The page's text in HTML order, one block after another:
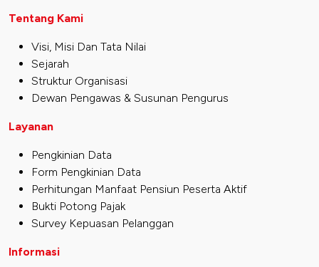
Tentang Kami
Visi, Misi Dan Tata Nilai
Sejarah
Struktur Organisasi
Dewan Pengawas & Susunan Pengurus
Layanan
Pengkinian Data
Form Pengkinian Data
Perhitungan Manfaat Pensiun Peserta Aktif
Bukti Potong Pajak
Survey Kepuasan Pelanggan
Informasi